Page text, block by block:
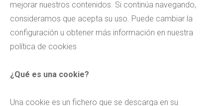
mejorar nuestros contenidos. Si continúa navegando,
consideramos que acepta su uso. Puede cambiar la
configuración u obtener más información en nuestra
política de cookies
¿Qué es una cookie?
Una cookie es un fichero que se descarga en su